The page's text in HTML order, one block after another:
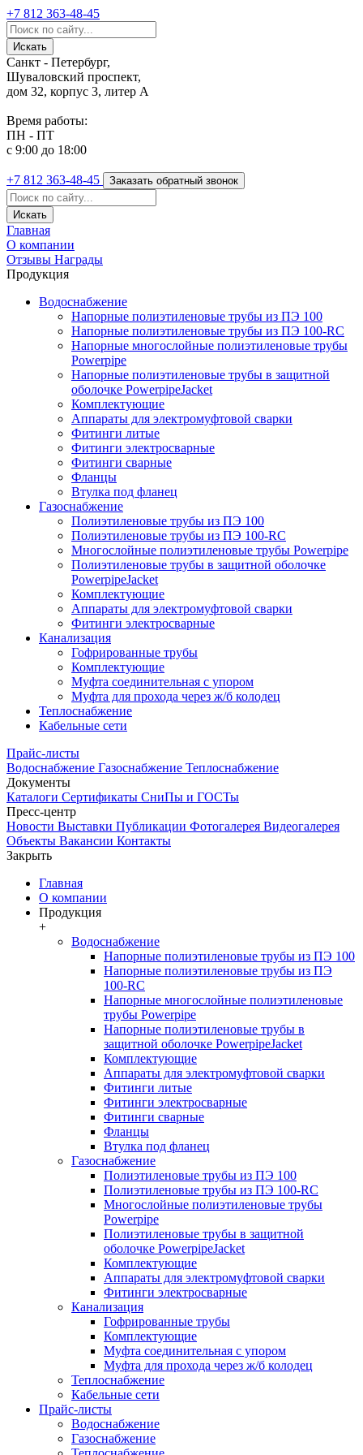
+7 812 363-48-45
Санкт - Петербург,
Шуваловский проспект,
дом 32, корпус 3, литер А
Время работы:
ПН - ПТ
с 9:00 до 18:00
+7 812 363-48-45 Заказать обратный звонок
Главная
О компании
Отзывы Награды
Продукция
Водоснабжение
Напорные полиэтиленовые трубы из ПЭ 100
Напорные полиэтиленовые трубы из ПЭ 100-RC
Напорные многослойные полиэтиленовые трубы
Powerpipe
Напорные полиэтиленовые трубы в защитной
оболочке PowerpipeJacket
Комплектующие
Аппараты для электромуфтовой сварки
Фитинги литые
Фитинги электросварные
Фитинги сварные
Фланцы
Втулка под фланец
Газоснабжение
Полиэтиленовые трубы из ПЭ 100
Полиэтиленовые трубы из ПЭ 100-RC
Многослойные полиэтиленовые трубы Powerpipe
Полиэтиленовые трубы в защитной оболочке
PowerpipeJacket
Комплектующие
Аппараты для электромуфтовой сварки
Фитинги электросварные
Канализация
Гофрированные трубы
Комплектующие
Муфта соединительная с упором
Муфта для прохода через ж/б колодец
Теплоснабжение
Кабельные сети
Прайс-листы
Водоснабжение Газоснабжение Теплоснабжение
Документы
Каталоги Сертификаты СниПы и ГОСТы
Пресс-центр
Новости Выставки Публикации Фотогалерея Видеогалерея
Объекты Вакансии Контакты
Закрыть
Главная
О компании
Продукция
+
Водоснабжение
Напорные полиэтиленовые трубы из ПЭ 100
Напорные полиэтиленовые трубы из ПЭ
100-RC
Напорные многослойные полиэтиленовые
трубы Powerpipe
Напорные полиэтиленовые трубы в
защитной оболочке PowerpipeJacket
Комплектующие
Аппараты для электромуфтовой сварки
Фитинги литые
Фитинги электросварные
Фитинги сварные
Фланцы
Втулка под фланец
Газоснабжение
Полиэтиленовые трубы из ПЭ 100
Полиэтиленовые трубы из ПЭ 100-RC
Многослойные полиэтиленовые трубы
Powerpipe
Полиэтиленовые трубы в защитной
оболочке PowerpipeJacket
Комплектующие
Аппараты для электромуфтовой сварки
Фитинги электросварные
Канализация
Гофрированные трубы
Комплектующие
Муфта соединительная с упором
Муфта для прохода через ж/б колодец
Теплоснабжение
Кабельные сети
Прайс-листы
Водоснабжение
Газоснабжение